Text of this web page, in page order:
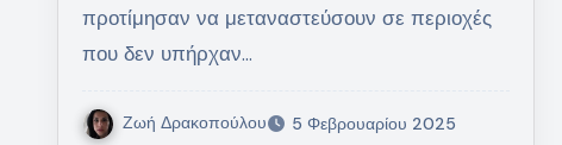
προτίμησαν να μεταναστεύσουν σε περιοχές
που δεν υπήρχαν…
Ζωή Δρακοπούλου 5 Φεβρουαρίου 2025